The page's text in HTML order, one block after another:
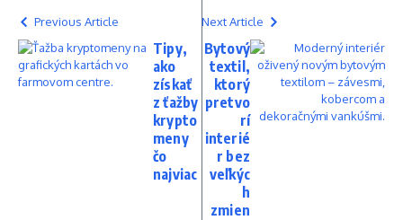
Previous Article
Tipy,
ako
získať
z ťažby
krypto
meny
čo
najviac
Next Article
Bytový
textil,
ktorý
pretvo
rí
interié
r bez
veľkýc
h
zmien